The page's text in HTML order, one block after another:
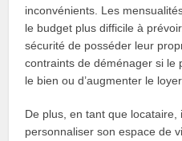
inconvénients. Les
le budget plus difficile à
sécurité de posséder leur
contraints de déménager si le
le bien ou d’augmenter le loyer.
De plus, en tant que
personnaliser son espace de